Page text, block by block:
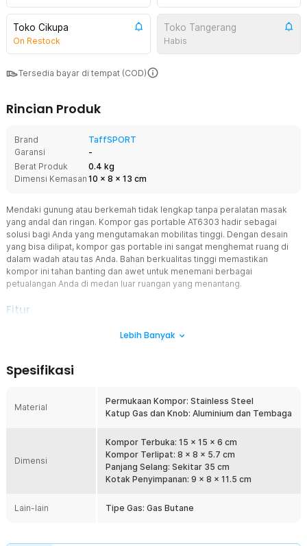
Toko Cikupa
On Restock
Toko Tangerang
Habis
Tersedia bayar di tempat (COD)
Rincian Produk
Brand
TaffSPORT
Garansi
-
Berat Produk
0.4 kg
Dimensi Kemasan 10 x 8 x 13 cm
Mendaki gunung atau berkemah tidak lengkap tanpa peralatan masak
yang andal dan ringan. Kompor gas portable AT6303 hadir sebagai
solusi bagi Anda yang mengutamakan mobilitas tinggi. Dengan desain
yang bisa dilipat, kompor gas portable ini sangat menghemat ruang di
dalam wadah atau tas Anda. Bahan berkualitas tinggi memastikan
kompor ini tahan banting dan awet untuk menemani berbagai
petualangan Anda di medan luar ruangan yang menantang.
Fitur
Desain Lipat yang Sangat Ringkas
dalam tas tanpa menyita ruang berharga. Bobotnya yang ringan
menjaga beban tas seminimal mungkin.
kompatibel dengan berbagai jenis tabung gas butana/propana ulir
di pasaran. Dilengkapi dengan kenop pengatur api besar-kecil
pada bagian konektor, memberikan Anda kontrol penuh saat
memasak berbagai jenis hidangan, dari sekadar merebus air
Bracket Kuat dan Stabil
Lebih Banyak
Spesifikasi
Material
Permukaan Kompor: Stainless Steel
Katup Gas dan Knob: Aluminium dan Tembaga
Dimensi
Kompor Terbuka: 15 x 15 x 6 cm
Kompor Terlipat: 8 x 8 x 5.7 cm
Panjang Selang: Sekitar 35 cm
Kotak Penyimpanan: 9 x 8 x 11.5 cm
Lain-lain Tipe Gas: Gas Butane